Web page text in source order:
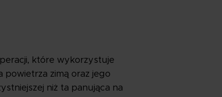
które wykorzystuje
zimą oraz jego
niż ta panująca na